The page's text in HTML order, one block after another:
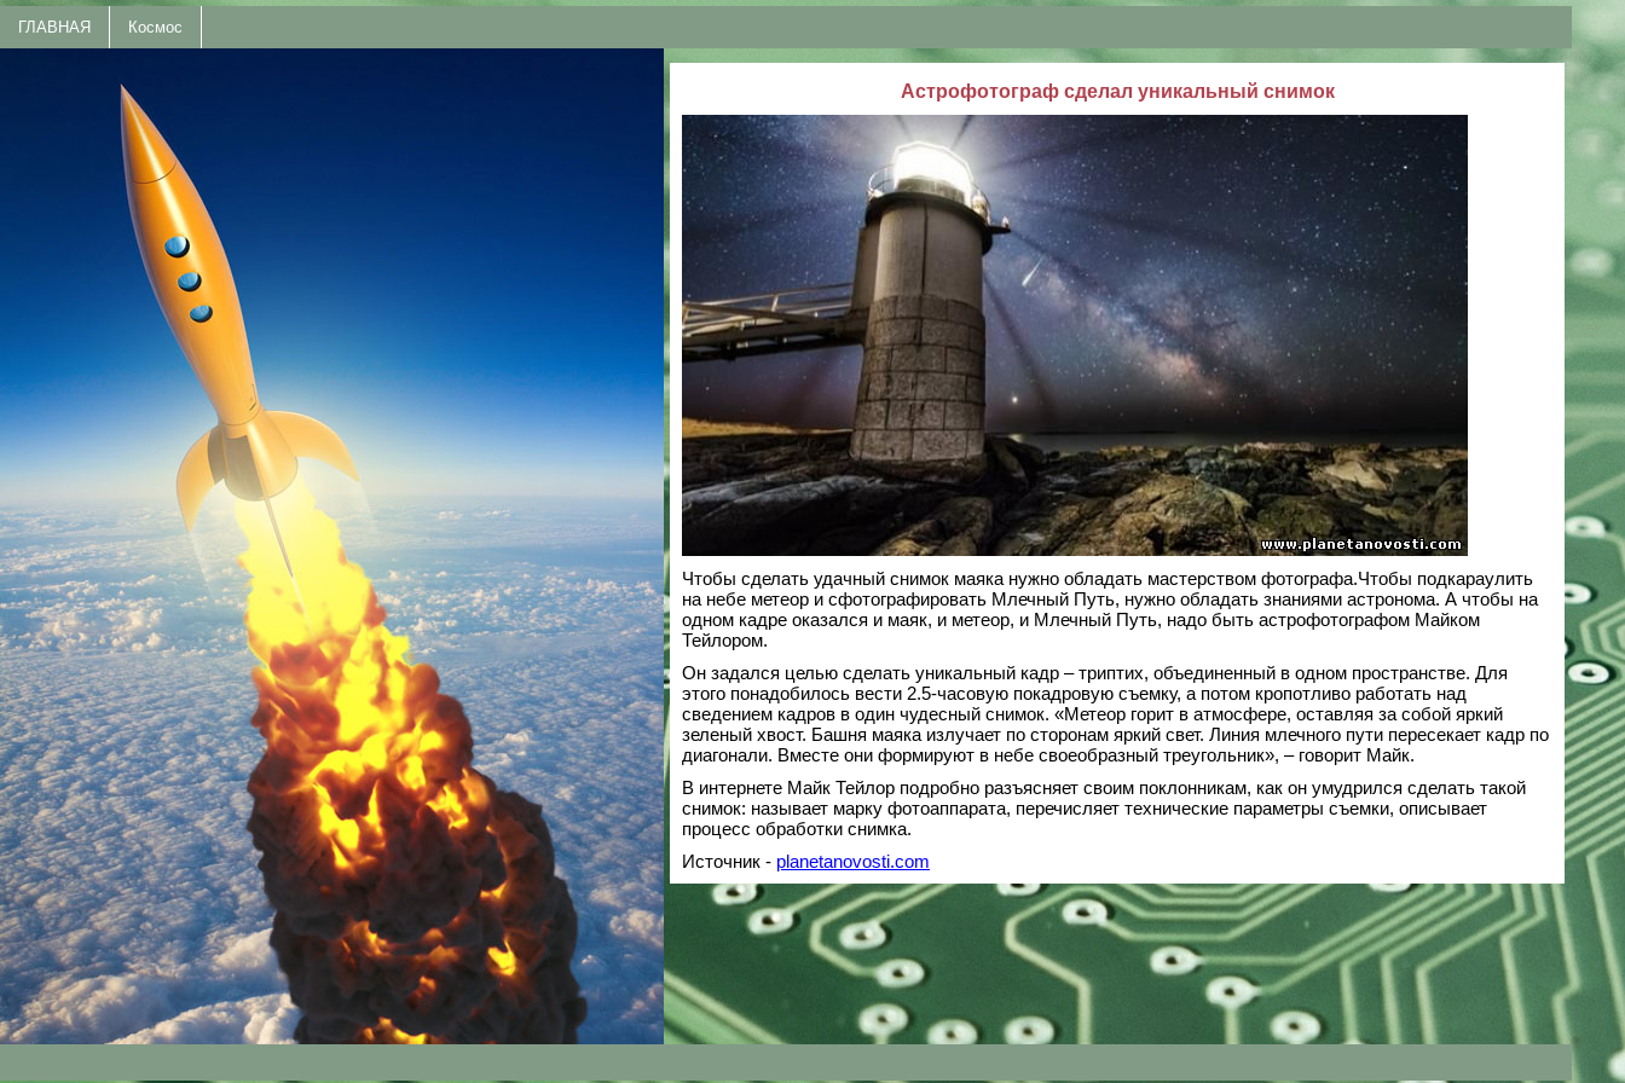
ГЛАВНАЯ Космос
Астрофотограф сделал уникальный снимок
Чтобы сделать удачный снимок маяка нужно обладать мастерством фотографа.Чтобы подкараулить
на небе метеор и сфотографировать Млечный Путь, нужно обладать знаниями астронома. А чтобы на
одном кадре оказался и маяк, и метеор, и Млечный Путь, надо быть астрофотографом Майком
Тейлором.
Он задался целью сделать уникальный кадр – триптих, объединенный в одном пространстве. Для
этого понадобилось вести 2.5-часовую покадровую съемку, а потом кропотливо работать над
сведением кадров в один чудесный снимок. «Метеор горит в атмосфере, оставляя за собой яркий
зеленый хвост. Башня маяка излучает по сторонам яркий свет. Линия млечного пути пересекает кадр по
диагонали. Вместе они формируют в небе своеобразный треугольник», – говорит Майк.
В интернете Майк Тейлор подробно разъясняет своим поклонникам, как он умудрился сделать такой
снимок: называет марку фотоаппарата, перечисляет технические параметры съемки, описывает
процесс обработки снимка.
Источник - planetanovosti.com